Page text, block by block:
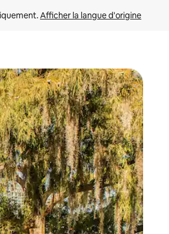
Afficher la langue d'origine